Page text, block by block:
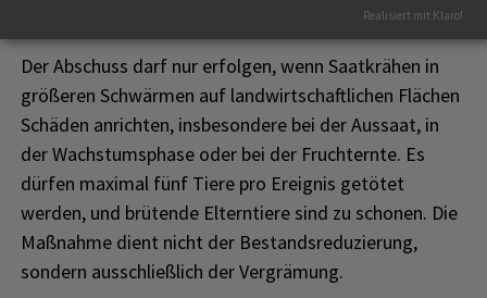
Der Abschuss darf nur erfolgen, wenn Saatkrähen in
größeren Schwärmen auf landwirtschaftlichen Flächen
Schäden anrichten, insbesondere bei der Aussaat, in
der Wachstumsphase oder bei der Fruchternte. Es
dürfen maximal fünf Tiere pro Ereignis getötet
werden, und brütende Elterntiere sind zu schonen. Die
Maßnahme dient nicht der Bestandsreduzierung,
sondern ausschließlich der Vergrämung.
Realisiert mit Klaro!